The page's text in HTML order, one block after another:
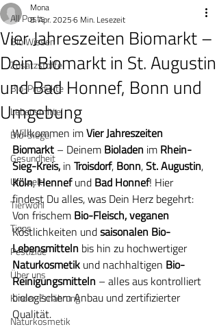
All Posts
Bio Wissen
Zusatzstoffe
Bio-Produkte
Lebensmittel
Bio-Siegel
Gesundheit
Umwelt
Tierwohl
Tipps
Pestizide
Über uns
Kinder-Ernährung
Naturkosmetik
Vier Jahreszeiten Biomarkt –
Dein Biomarkt in St. Augustin
und Bad Honnef, Bonn und
Umgebung
Mona
8. Apr. 20256 Min. Lesezeit
Willkommen im Vier Jahreszeiten
Biomarkt – Deinem Bioladen im Rhein-
Sieg-Kreis, in Troisdorf, Bonn, St. Augustin,
Köln, Hennef und Bad Honnef! Hier
findest Du alles, was Dein Herz begehrt:
Von frischem Bio-Fleisch, veganen
Köstlichkeiten und saisonalen Bio-
Lebensmitteln bis hin zu hochwertiger
Naturkosmetik und nachhaltigen Bio-
Reinigungsmitteln – alles aus kontrolliert
biologischem Anbau und zertifizierter
Qualität.